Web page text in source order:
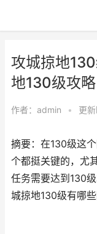
攻城掠地
地130级攻略
作者： admin • 更
摘要：在130级这
个都挺关键的，尤
任务需要达到130
城掠地130级有哪